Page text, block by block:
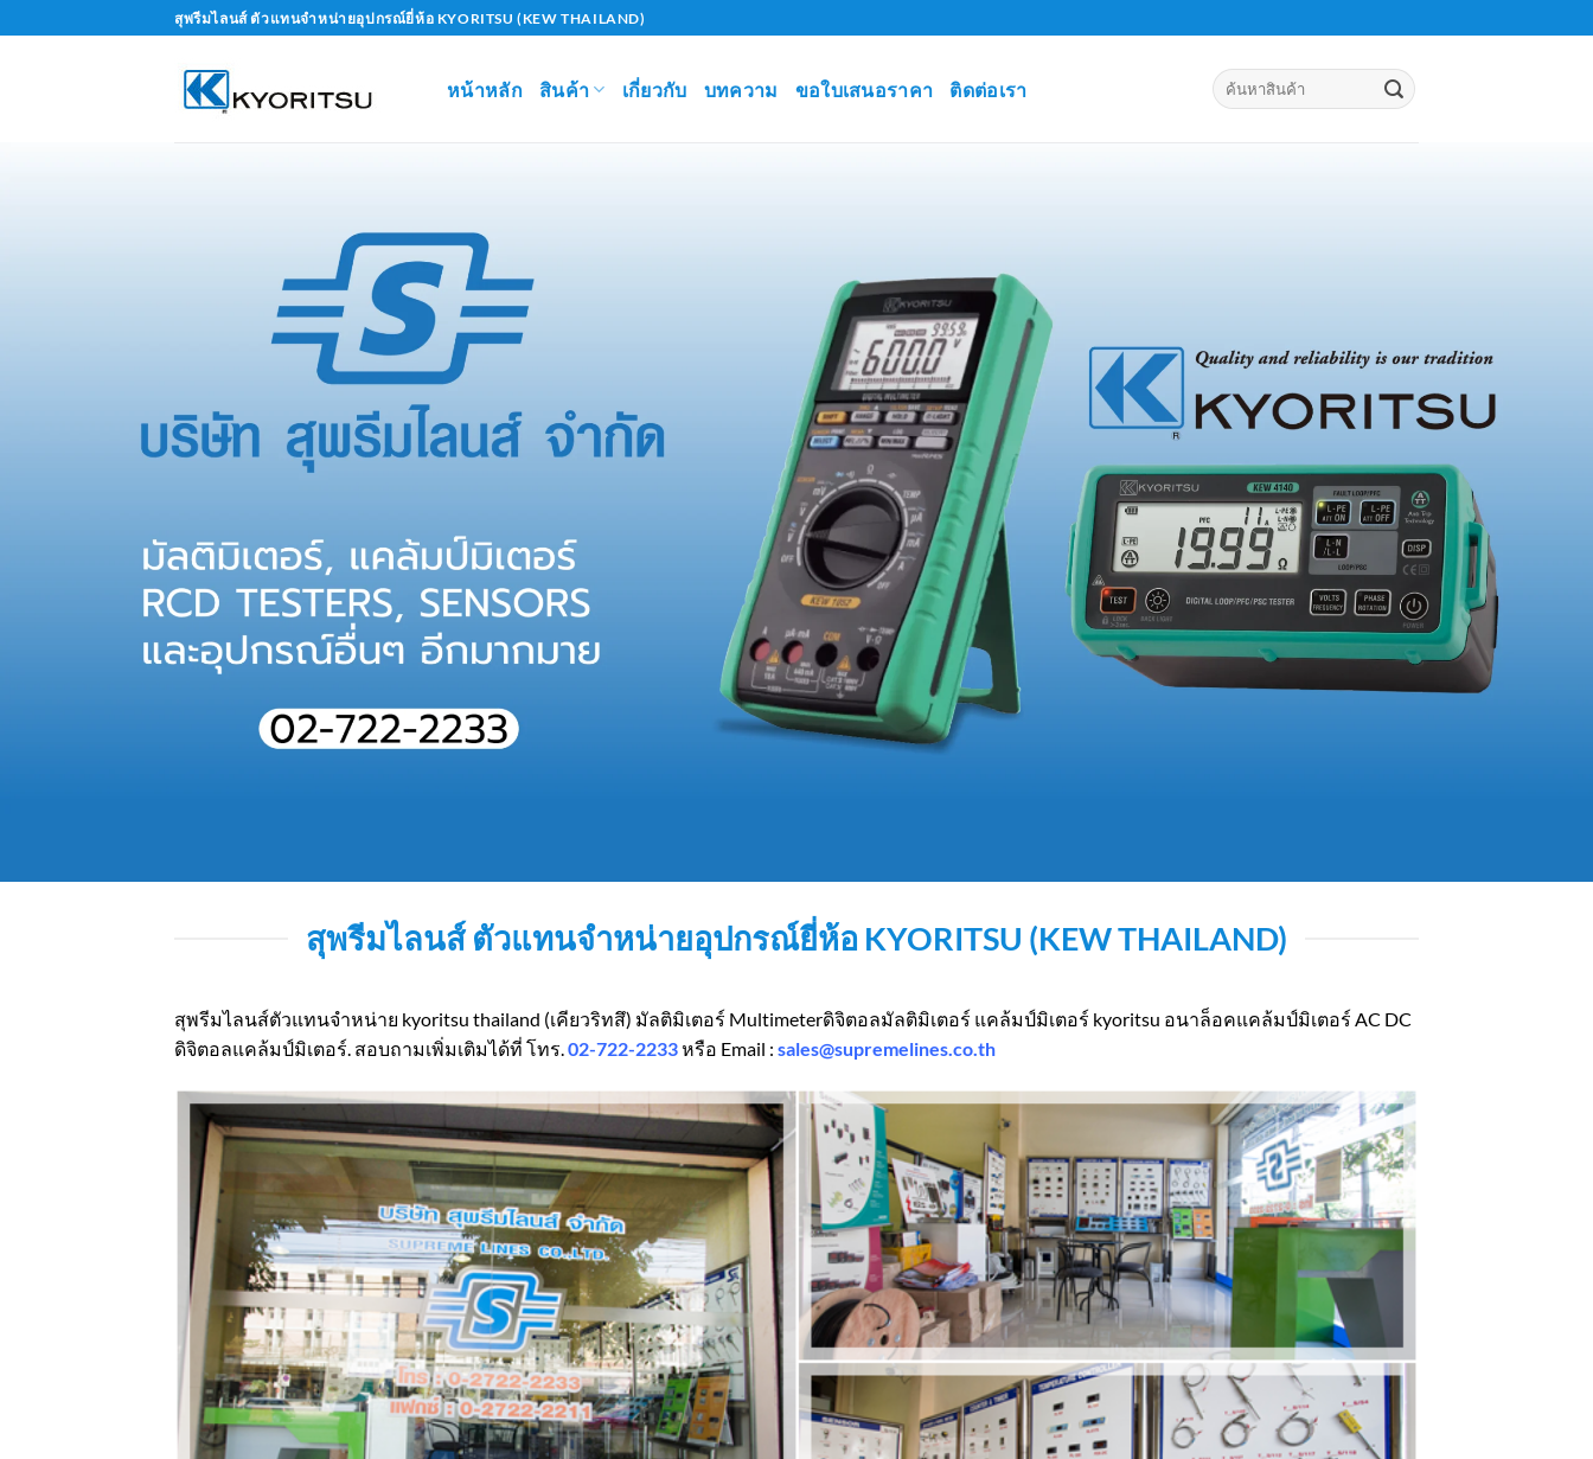
to
สุพรีมไลนส์ ตัวแทนจำหน่ายอุปกรณ์ยี่ห้อ KYORITSU (KEW THAILAND)
หน้าหลัก สินค้า เกี่ยวกับ บทความ ขอใบเสนอราคา ติดต่อเรา
Search
for:
สุพรีมไลนส์ ตัวแทนจำหน่ายอุปกรณ์ยี่ห้อ KYORITSU (KEW THAILAND)
สุพรีมไลนส์ตัวแทนจำหน่าย kyoritsu thailand (เคียวริทสึ) มัลติมิเตอร์ Multimeterดิจิตอลมัลติมิเตอร์ แคล้มป์มิเตอร์ kyoritsu อนาล็อคแคล้มป์มิเตอร์ AC DC
ดิจิตอลแคล้มป์มิเตอร์. สอบถามเพิ่มเติมได้ที่ โทร.02-722-2233หรือ Email : sales@supremelines.co.th